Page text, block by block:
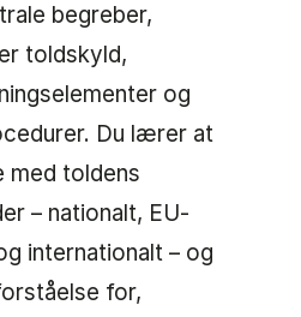
begreber,
toldskyld,
og
Du lærer at
med toldens
– nationalt, EU-
internationalt – og
for,